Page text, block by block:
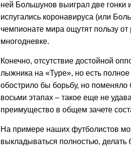
ней Большунов выиграл две гонки
испугались коронавируса (или
чемпионате мира ощутят пользу
многодневке.
Конечно, отсутствие достойной
лыжника на «Туре», но есть
обострило бы борьбу, но
восьми этапах – такое еще не
преимущество в общем зачете
На примере наших футболистов
выкладываться полностью,